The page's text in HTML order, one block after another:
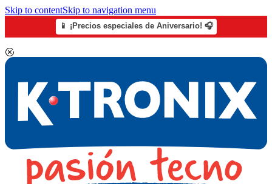
Skip to contentSkip to navigation menu
📱 ¡Precios especiales de Aniversario! 🎧